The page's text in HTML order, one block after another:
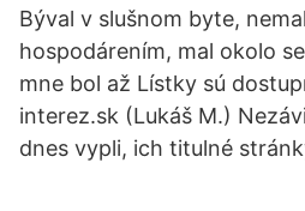
Býval v slušnom byte,
hospodárením, mal okolo
mne bol až Lístky sú
interez.sk (Lukáš M.)
dnes vypli, ich titulné